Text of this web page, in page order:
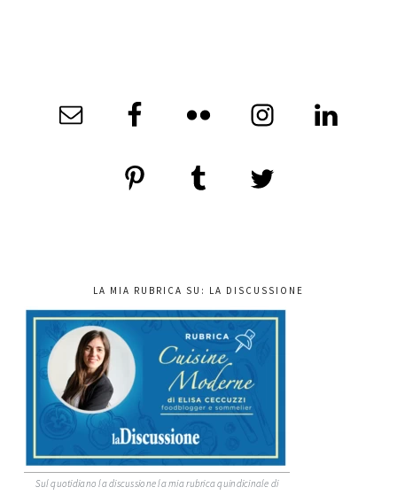
LA MIA RUBRICA SU: LA DISCUSSIONE
Sul quotidiano la discussione la mia rubrica quindicinale di